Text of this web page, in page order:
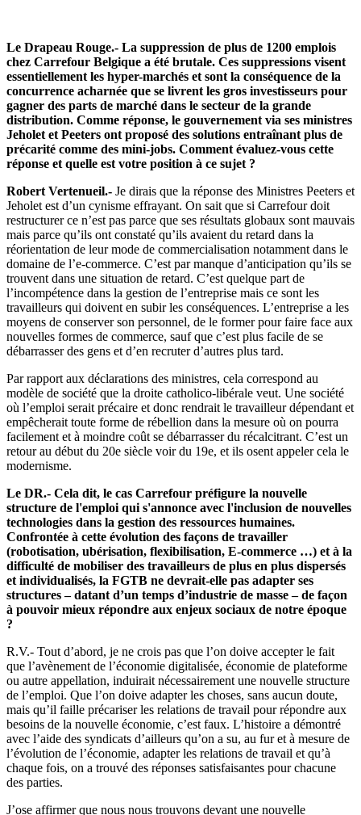
Le Drapeau Rouge.- La suppression de plus de 1200 emplois
chez Carrefour Belgique a été brutale. Ces suppressions visent
essentiellement les hyper-marchés et sont la conséquence de la
concurrence acharnée que se livrent les gros investisseurs pour
gagner des parts de marché dans le secteur de la grande
distribution. Comme réponse, le gouvernement via ses ministres
Jeholet et Peeters ont proposé des solutions entraînant plus de
précarité comme des mini-jobs. Comment évaluez-vous cette
réponse et quelle est votre position à ce sujet ?
Robert Vertenueil.- Je dirais que la réponse des Ministres Peeters et
Jeholet est d’un cynisme effrayant. On sait que si Carrefour doit
restructurer ce n’est pas parce que ses résultats globaux sont mauvais
mais parce qu’ils ont constaté qu’ils avaient du retard dans la
réorientation de leur mode de commercialisation notamment dans le
domaine de l’e-commerce. C’est par manque d’anticipation qu’ils se
trouvent dans une situation de retard. C’est quelque part de
l’incompétence dans la gestion de l’entreprise mais ce sont les
travailleurs qui doivent en subir les conséquences. L’entreprise a les
moyens de conserver son personnel, de le former pour faire face aux
nouvelles formes de commerce, sauf que c’est plus facile de se
débarrasser des gens et d’en recruter d’autres plus tard.
Par rapport aux déclarations des ministres, cela correspond au
modèle de société que la droite catholico-libérale veut. Une société
où l’emploi serait précaire et donc rendrait le travailleur dépendant et
empêcherait toute forme de rébellion dans la mesure où on pourra
facilement et à moindre coût se débarrasser du récalcitrant. C’est un
retour au début du 20e siècle voir du 19e, et ils osent appeler cela le
modernisme.
Le DR.- Cela dit, le cas Carrefour préfigure la nouvelle
structure de l'emploi qui s'annonce avec l'inclusion de nouvelles
technologies dans la gestion des ressources humaines.
Confrontée à cette évolution des façons de travailler
(robotisation, ubérisation, flexibilisation, E-commerce …) et à la
difficulté de mobiliser des travailleurs de plus en plus dispersés
et individualisés, la FGTB ne devrait-elle pas adapter ses
structures – datant d’un temps d’industrie de masse – de façon
à pouvoir mieux répondre aux enjeux sociaux de notre époque
?
R.V.- Tout d’abord, je ne crois pas que l’on doive accepter le fait
que l’avènement de l’économie digitalisée, économie de plateforme
ou autre appellation, induirait nécessairement une nouvelle structure
de l’emploi. Que l’on doive adapter les choses, sans aucun doute,
mais qu’il faille précariser les relations de travail pour répondre aux
besoins de la nouvelle économie, c’est faux. L’histoire a démontré
avec l’aide des syndicats d’ailleurs qu’on a su, au fur et à mesure de
l’évolution de l’économie, adapter les relations de travail et qu’à
chaque fois, on a trouvé des réponses satisfaisantes pour chacune
des parties.
J’ose affirmer que nous nous trouvons devant une nouvelle